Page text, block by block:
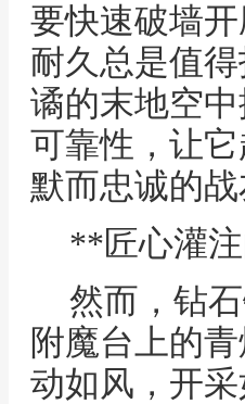
要快速破墙
耐久总是值
谲的末地空
可靠性，让
默而忠诚的战
**匠心灌
然而，钻
附魔台上的
动如风，开